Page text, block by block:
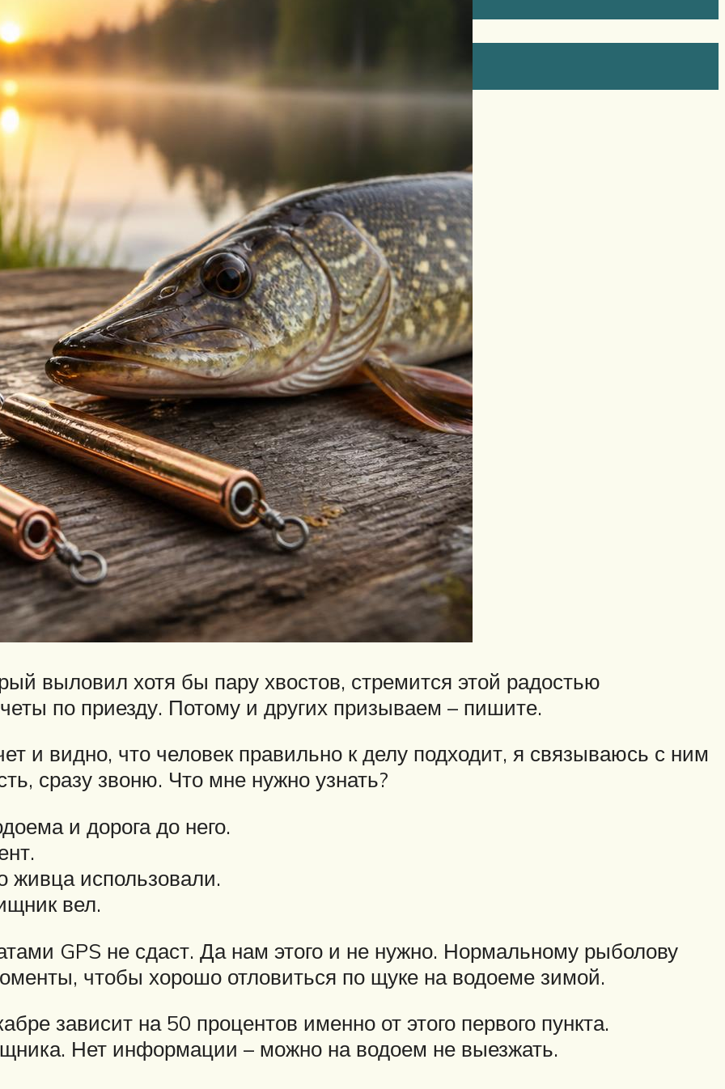
выловил хотя бы пару хвостов, стремится этой радостью
по приезду. Потому и других призываем – пишите.
и видно, что человек правильно к делу подходит, я связываюсь с ним
сразу звоню. Что мне нужно узнать?
и дорога до него.
живца использовали.
вел.
GPS не сдаст. Да нам этого и не нужно. Нормальному рыболову
чтобы хорошо отловиться по щуке на водоеме зимой.
зависит на 50 процентов именно от этого первого пункта.
Нет информации – можно на водоем не выезжать.